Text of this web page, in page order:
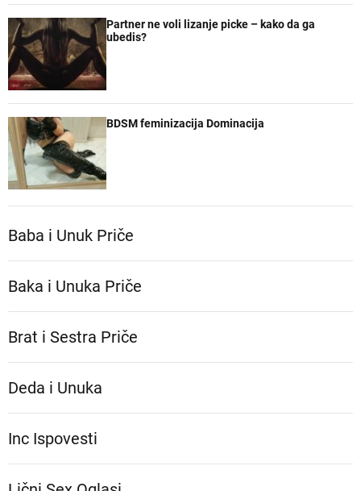
Partner ne voli lizanje picke – kako da ga
ubedis?
BDSM feminizacija Dominacija
Baba i Unuk Priče
Baka i Unuka Pričе
Brat i Sestra Priče
Deda i Unuka
Inc Ispovesti